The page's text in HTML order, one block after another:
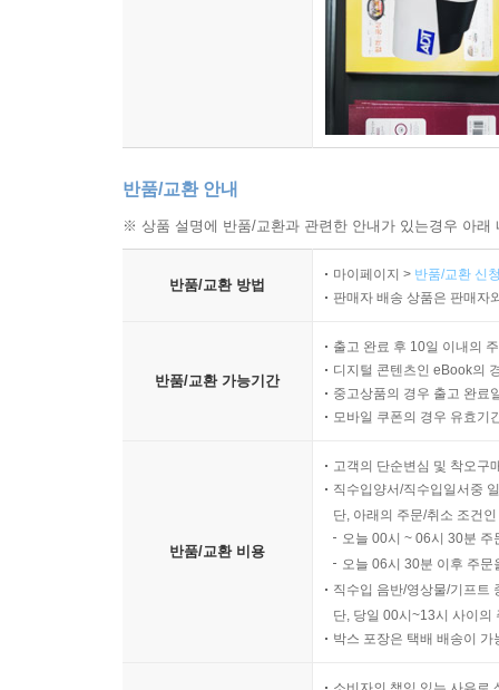
반품/교환 안내
※ 상품 설명에 반품/교환과 관련한 안내가 있는경우 아
반품/교환 방법
마이페이지 > 반품/교환 신
판매자 배송 상품은 판매자
반품/교환 가능기간
출고 완료 후 10일 이내의
디지털 콘텐츠인 eBook의
중고상품의 경우 출고 완료
모바일 쿠폰의 경우 유효기
반품/교환 비용
고객의 단순변심 및 착오구
직수입양서/직수입일서중
단, 아래의 주문/취소 조건
오늘 00시 ~ 06시 30분
오늘 06시 30분 이후 주
직수입 음반/영상물/기프트
단, 당일 00시~13시 사이의
박스 포장은 택배 배송이